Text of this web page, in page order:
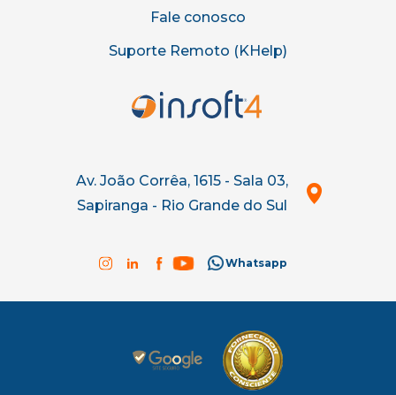
Fale conosco
Suporte Remoto (KHelp)
Av. João Corrêa, 1615 - Sala 03,
Sapiranga - Rio Grande do Sul
Whatsapp